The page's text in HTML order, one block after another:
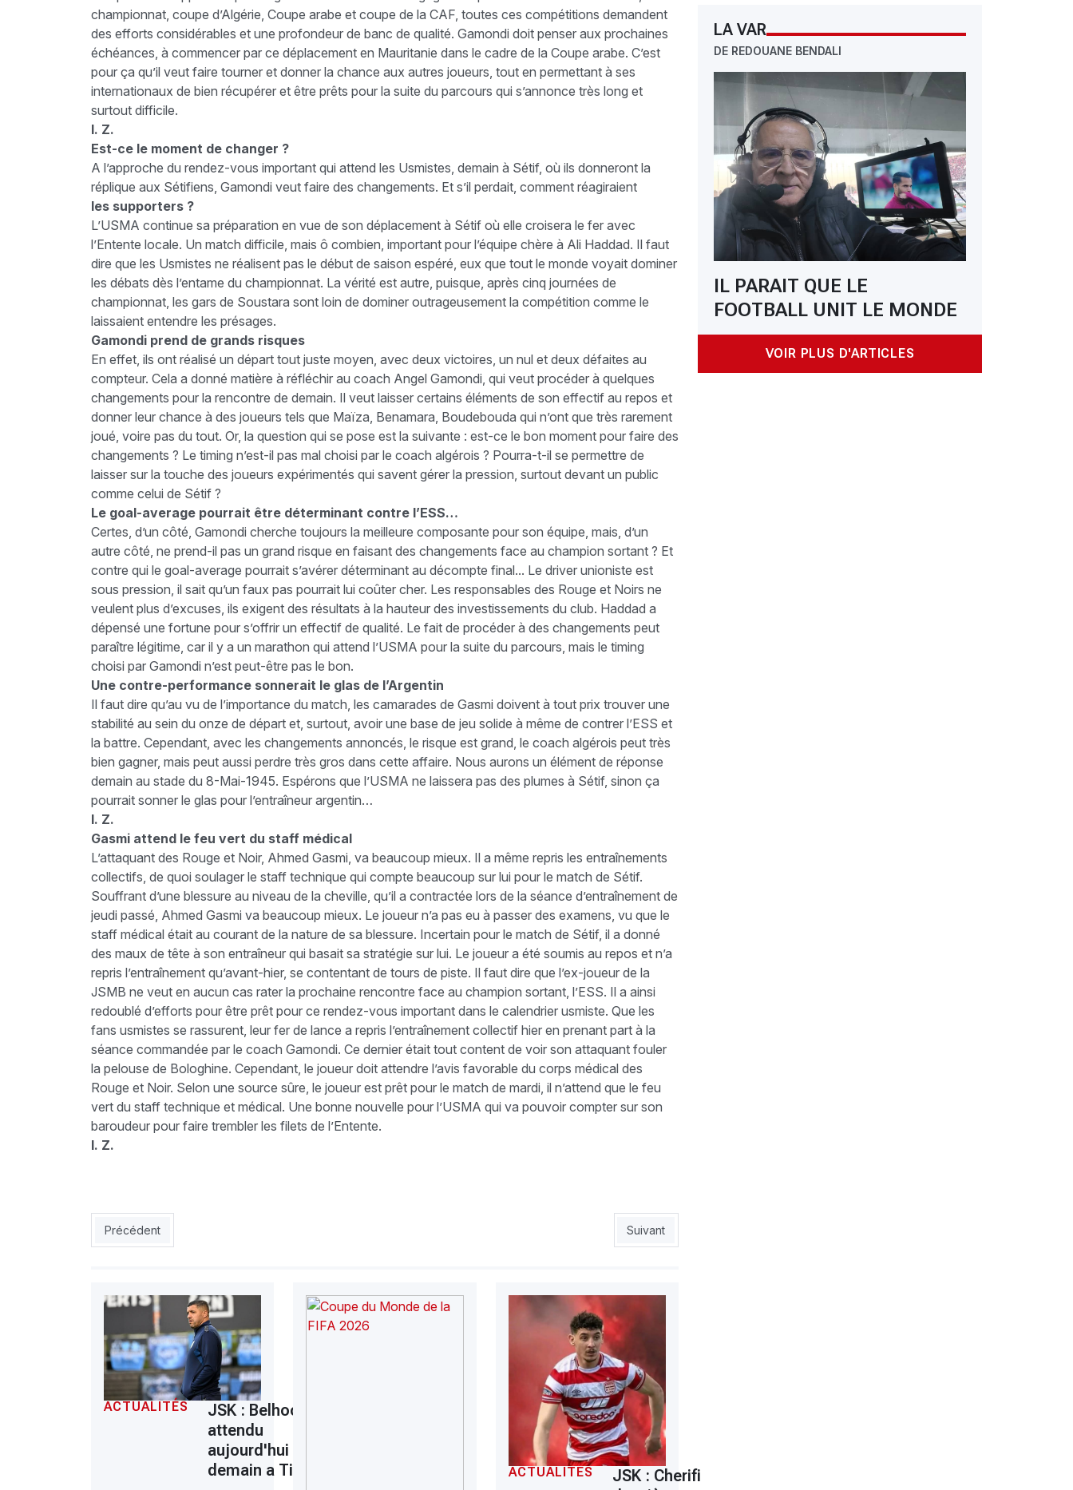
LA VAR
DE REDOUANE BENDALI
IL PARAIT QUE LE
FOOTBALL UNIT LE MONDE
VOIR PLUS D'ARTICLES
championnat, coupe d’Algérie, Coupe arabe et coupe de la CAF, toutes ces compétitions demandent
des efforts considérables et une profondeur de banc de qualité. Gamondi doit penser aux prochaines
échéances, à commencer par ce déplacement en Mauritanie dans le cadre de la Coupe arabe. C’est
pour ça qu’il veut faire tourner et donner la chance aux autres joueurs, tout en permettant à ses
internationaux de bien récupérer et être prêts pour la suite du parcours qui s’annonce très long et
surtout difficile.
I. Z.
Est-ce le moment de changer ?
A l’approche du rendez-vous important qui attend les Usmistes, demain à Sétif, où ils donneront la
réplique aux Sétifiens, Gamondi veut faire des changements. Et s’il perdait, comment réagiraient
les supporters ?
L’USMA continue sa préparation en vue de son déplacement à Sétif où elle croisera le fer avec
l’Entente locale. Un match difficile, mais ô combien, important pour l’équipe chère à Ali Haddad. Il faut
dire que les Usmistes ne réalisent pas le début de saison espéré, eux que tout le monde voyait dominer
les débats dès l’entame du championnat. La vérité est autre, puisque, après cinq journées de
championnat, les gars de Soustara sont loin de dominer outrageusement la compétition comme le
laissaient entendre les présages.
Gamondi prend de grands risques
En effet, ils ont réalisé un départ tout juste moyen, avec deux victoires, un nul et deux défaites au
compteur. Cela a donné matière à réfléchir au coach Angel Gamondi, qui veut procéder à quelques
changements pour la rencontre de demain. Il veut laisser certains éléments de son effectif au repos et
donner leur chance à des joueurs tels que Maïza, Benamara, Boudebouda qui n’ont que très rarement
joué, voire pas du tout. Or, la question qui se pose est la suivante : est-ce le bon moment pour faire des
changements ? Le timing n’est-il pas mal choisi par le coach algérois ? Pourra-t-il se permettre de
laisser sur la touche des joueurs expérimentés qui savent gérer la pression, surtout devant un public
comme celui de Sétif ?
Le goal-average pourrait être déterminant contre l’ESS…
Certes, d’un côté, Gamondi cherche toujours la meilleure composante pour son équipe, mais, d’un
autre côté, ne prend-il pas un grand risque en faisant des changements face au champion sortant ? Et
contre qui le goal-average pourrait s’avérer déterminant au décompte final... Le driver unioniste est
sous pression, il sait qu’un faux pas pourrait lui coûter cher. Les responsables des Rouge et Noirs ne
veulent plus d’excuses, ils exigent des résultats à la hauteur des investissements du club. Haddad a
dépensé une fortune pour s’offrir un effectif de qualité. Le fait de procéder à des changements peut
paraître légitime, car il y a un marathon qui attend l’USMA pour la suite du parcours, mais le timing
choisi par Gamondi n’est peut-être pas le bon.
Une contre-performance sonnerait le glas de l’Argentin
Il faut dire qu’au vu de l’importance du match, les camarades de Gasmi doivent à tout prix trouver une
stabilité au sein du onze de départ et, surtout, avoir une base de jeu solide à même de contrer l’ESS et
la battre. Cependant, avec les changements annoncés, le risque est grand, le coach algérois peut très
bien gagner, mais peut aussi perdre très gros dans cette affaire. Nous aurons un élément de réponse
demain au stade du 8-Mai-1945. Espérons que l’USMA ne laissera pas des plumes à Sétif, sinon ça
pourrait sonner le glas pour l’entraîneur argentin…
I. Z.
Gasmi attend le feu vert du staff médical
L’attaquant des Rouge et Noir, Ahmed Gasmi, va beaucoup mieux. Il a même repris les entraînements
collectifs, de quoi soulager le staff technique qui compte beaucoup sur lui pour le match de Sétif.
Souffrant d’une blessure au niveau de la cheville, qu’il a contractée lors de la séance d’entraînement de
jeudi passé, Ahmed Gasmi va beaucoup mieux. Le joueur n’a pas eu à passer des examens, vu que le
staff médical était au courant de la nature de sa blessure. Incertain pour le match de Sétif, il a donné
des maux de tête à son entraîneur qui basait sa stratégie sur lui. Le joueur a été soumis au repos et n’a
repris l’entraînement qu’avant-hier, se contentant de tours de piste. Il faut dire que l’ex-joueur de la
JSMB ne veut en aucun cas rater la prochaine rencontre face au champion sortant, l’ESS. Il a ainsi
redoublé d’efforts pour être prêt pour ce rendez-vous important dans le calendrier usmiste. Que les
fans usmistes se rassurent, leur fer de lance a repris l’entraînement collectif hier en prenant part à la
séance commandée par le coach Gamondi. Ce dernier était tout content de voir son attaquant fouler
la pelouse de Bologhine. Cependant, le joueur doit attendre l’avis favorable du corps médical des
Rouge et Noir. Selon une source sûre, le joueur est prêt pour le match de mardi, il n’attend que le feu
vert du staff technique et médical. Une bonne nouvelle pour l’USMA qui va pouvoir compter sur son
baroudeur pour faire trembler les filets de l’Entente.
I. Z.
Article précédent : JSK : Les enjeux du derby
Précédent Article suivant : MCA : Le 11 de Menad contre lUSMBA
Suivant
ACTUALITÉS
JSK : Belhocine
attendu
aujourd'hui ou
demain a Tizi
ACTUALITÉS
JSK : Cherifi